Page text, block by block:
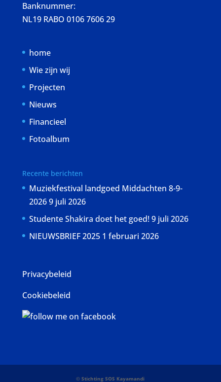
Banknummer:
NL19 RABO 0106 7606 29
home
Wie zijn wij
Projecten
Nieuws
Financieel
Fotoalbum
Recente berichten
Muziekfestival landgoed Middachten 8-9-
20269 juli 2026
Studente Shakira doet het goed!9 juli 2026
NIEUWSBRIEF 2025 1 februari 2026
Privacybeleid
Cookiebeleid
©Stichting SOS Kayamandi